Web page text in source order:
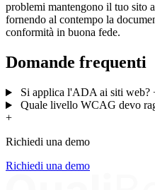
problemi mantengono il tuo sito
fornendo al contempo la
conformità in buona fede.
Domande frequenti
Si applica l'ADA ai siti web?
Quale livello WCAG devo
+
Richiedi una demo
Richiedi una demo